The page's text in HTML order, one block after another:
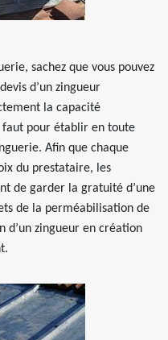
sachez que vous pouvez
d’un zingueur
la capacité
faut pour établir en toute
Afin que chaque
du prestataire, les
de garder la gratuité d’une
de la perméabilisation de
d’un zingueur en création